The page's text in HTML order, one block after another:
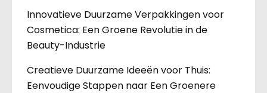
Innovatieve Duurzame Verpakkingen voor
Cosmetica: Een Groene Revolutie in de
Beauty-Industrie
Creatieve Duurzame Ideeën voor Thuis:
Eenvoudige Stappen naar Een Groenere